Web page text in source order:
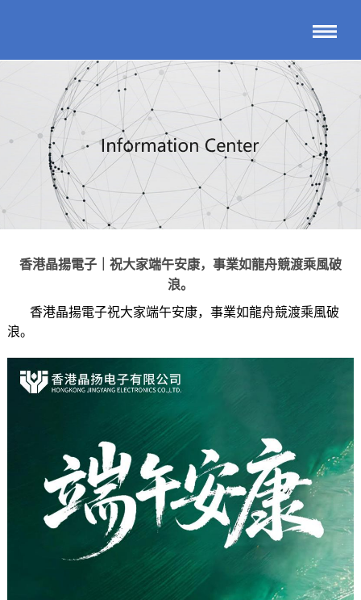
香港晶揚電子｜祝大家端午安康，事業如龍舟競渡乘風破
浪。
香港晶揚電子祝大家端午安康，事業如龍舟競渡乘風破
浪。